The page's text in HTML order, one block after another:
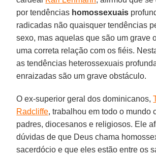
por tendências homossexuais
radicadas não quaisquer tendências
sexo, mas aquelas que são um grave
uma correta relação com os fiéis.
as tendências heterossexuais
enraizadas são um grave obstáculo.
O ex-superior geral dos dominicanos,
Radcliffe, trabalhou em todo o mundo
padres, diocesanos e religiosos. Ele
dúvidas de que Deus chama
sacerdócio e que eles estão entre os